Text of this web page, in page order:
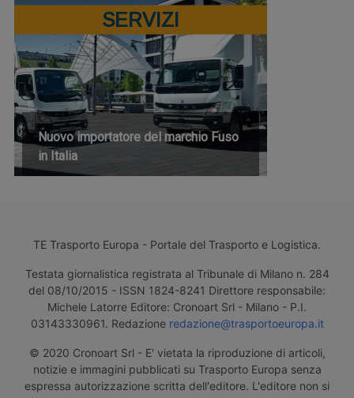
SERVIZI
Nuovo importatore del marchio Fuso
in Italia
TE Trasporto Europa - Portale del Trasporto e Logistica.
Testata giornalistica registrata al Tribunale di Milano n. 284
del 08/10/2015 - ISSN 1824-8241 Direttore responsabile:
Michele Latorre Editore: Cronoart Srl - Milano - P.I.
03143330961. Redazione redazione@trasportoeuropa.it
© 2020 Cronoart Srl - E' vietata la riproduzione di articoli,
notizie e immagini pubblicati su Trasporto Europa senza
espressa autorizzazione scritta dell'editore. L'editore non si